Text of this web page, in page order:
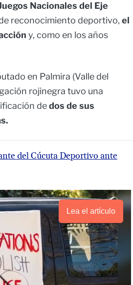
Nacionales del Eje
reconocimiento deportivo, el
y, como en los años
en Palmira (Valle del
rojinegra tuvo una
dedos de sus
del Cúcuta Deportivo ante
Lea el artículo